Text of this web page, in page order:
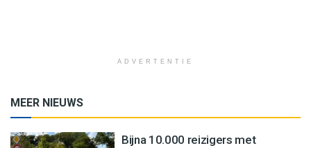
ADVERTENTIE
MEER NIEUWS
Bijna 10.000 reizigers met